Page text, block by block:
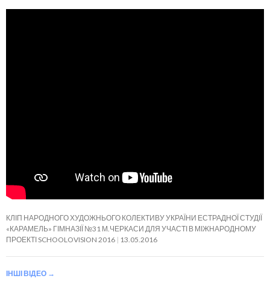
КЛІП НАРОДНОГО ХУДОЖНЬОГО КОЛЕКТИВУ УКРАЇНИ ЕСТРАДНОЇ СТУДІЇ
«КАРАМЕЛЬ» ГІМНАЗІЇ №31 М.ЧЕРКАСИ ДЛЯ УЧАСТІ В МІЖНАРОДНОМУ
ПРОЕКТІ SCHOOLOVISION 2016
13.05.2016
ІНШІ ВІДЕО →